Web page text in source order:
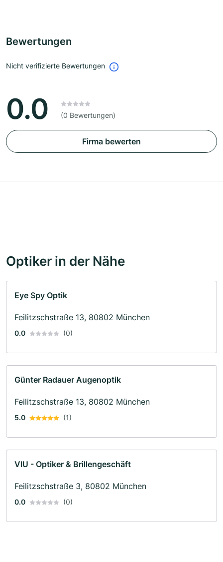
Bewertungen
Nicht verifizierte Bewertungen
0.0 (0 Bewertungen)
Firma bewerten
Optiker in der Nähe
Eye Spy Optik
Feilitzschstraße 13, 80802 München
0.0 (0)
Günter Radauer Augenoptik
Feilitzschstraße 13, 80802 München
5.0 (1)
VIU - Optiker & Brillengeschäft
Feilitzschstraße 3, 80802 München
0.0 (0)